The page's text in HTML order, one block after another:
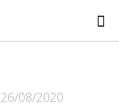
26/08/2020